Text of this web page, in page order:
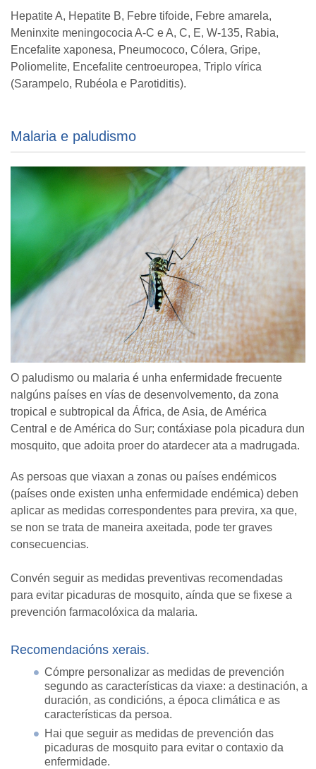
Hepatite A, Hepatite B, Febre tifoide, Febre amarela,
Meninxite meningococia A-C e A, C, E, W-135, Rabia,
Encefalite xaponesa, Pneumococo, Cólera, Gripe,
Poliomelite, Encefalite centroeuropea, Triplo vírica
(Sarampelo, Rubéola e Parotiditis).
Malaria e paludismo
O paludismo ou malaria é unha enfermidade frecuente
nalgúns países en vías de desenvolvemento, da zona
tropical e subtropical da África, de Asia, de América
Central e de América do Sur; contáxiase pola picadura dun
mosquito, que adoita proer do atardecer ata a madrugada.
As persoas que viaxan a zonas ou países endémicos
(países onde existen unha enfermidade endémica) deben
aplicar as medidas correspondentes para previra, xa que,
se non se trata de maneira axeitada, pode ter graves
consecuencias.
Convén seguir as medidas preventivas recomendadas
para evitar picaduras de mosquito, aínda que se fixese a
prevención farmacolóxica da malaria.
Recomendacións xerais.
Cómpre personalizar as medidas de prevención
segundo as características da viaxe: a destinación, a
duración, as condicións, a época climática e as
características da persoa.
Hai que seguir as medidas de prevención das
picaduras de mosquito para evitar o contaxio da
enfermidade.